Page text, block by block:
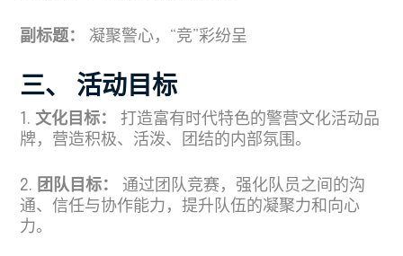
副标题： 凝聚警心，“竞”彩纷呈
三、 活动目标
1. 文化目标：
打造富有时代特色的警营文化活动品
牌，营造积极、活泼、团结的内部氛围。
2. 团队目标：
通过团队竞赛，强化队员之间的沟
通、信任与协作能力，提升队伍的凝聚力和向心
力。